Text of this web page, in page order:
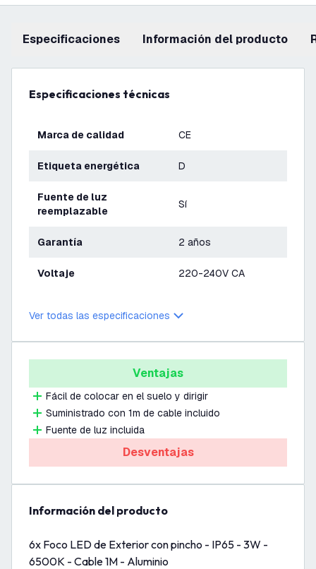
Especificaciones información del producto
Especificaciones técnicas
Marca de calidad CE
Etiqueta energética D
Fuente de luz
reemplazable
Sí
Garantía 2 años
Voltaje 220-240V CA
Ver todas las especificaciones
Ventajas
Fácil de colocar en el suelo y dirigir
Suministrado con 1m de cable incluido
Fuente de luz incluida
Desventajas
información del producto
6x Foco LED de Exterior con pincho - IP65 - 3W -
6500K - Cable 1M - Aluminio